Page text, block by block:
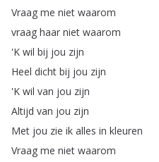
Vraag me niet waarom
vraag haar niet waarom
'K wil bij jou zijn
Heel dicht bij jou zijn
'K wil van jou zijn
Altijd van jou zijn
Met jou zie ik alles in kleuren
Vraag me niet waarom